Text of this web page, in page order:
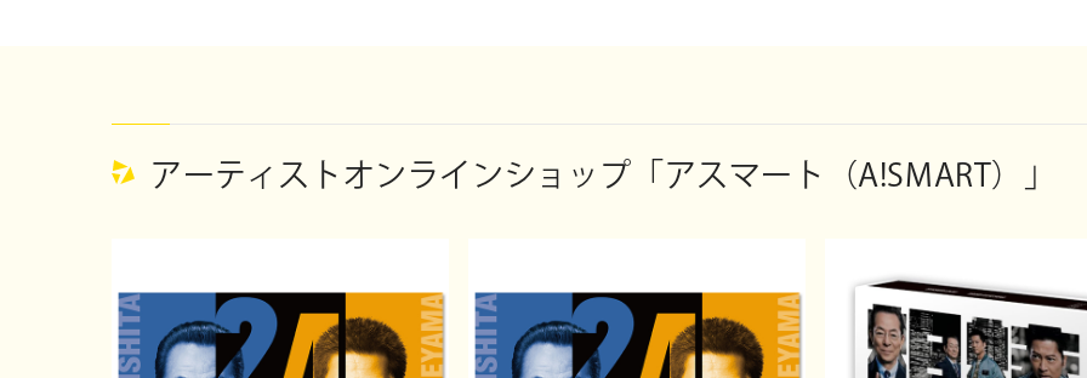
▽映画「超高
https://
▽MoN Takanawaオフィシャルサイト「MANGALOGUE（マンガロー
▽「MANGALOGUE（マンガローグ：火の鳥）」特設サイト
https://montakanawa.jp/special/mangalogue_hinotori/
アーティストオンラインショップ「アスマート（A!SMART）」